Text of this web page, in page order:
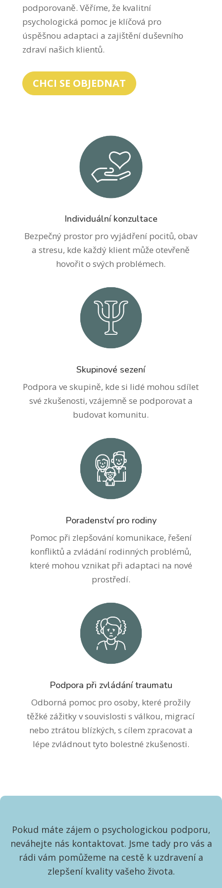
podporovaně. Věříme, že kvalitní
psychologická pomoc je klíčová pro
úspěšnou adaptaci a zajištění duševního
zdraví našich klientů.
CHCI SE OBJEDNAT
Individuální konzultace
Bezpečný prostor pro vyjádření pocitů, obav
a stresu, kde každý klient může otevřeně
hovořit o svých problémech.
Skupinové sezení
Podpora ve skupině, kde si lidé mohou sdílet
své zkušenosti, vzájemně se podporovat a
budovat komunitu.
Poradenství pro rodiny
Pomoc při zlepšování komunikace, řešení
konfliktů a zvládání rodinných problémů,
které mohou vznikat při adaptaci na nové
prostředí.
Podpora při zvládání traumatu
Odborná pomoc pro osoby, které prožily
těžké zážitky v souvislosti s válkou, migrací
nebo ztrátou blízkých, s cílem zpracovat a
lépe zvládnout tyto bolestné zkušenosti.
Pokud máte zájem o psychologickou podporu,
neváhejte nás kontaktovat. Jsme tady pro vás a
rádi vám pomůžeme na cestě k uzdravení a
zlepšení kvality vašeho života.